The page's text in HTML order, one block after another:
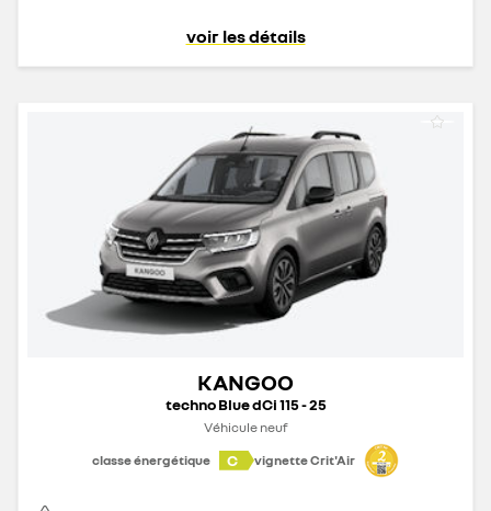
voir les détails
KANGOO
techno Blue dCi 115 - 25
Véhicule neuf
classe énergétique
C vignette Crit'Air